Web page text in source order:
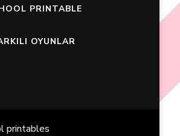
PRINTABLE
OYUNLAR
printables